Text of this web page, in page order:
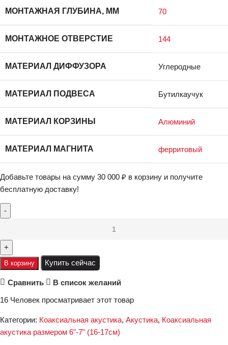
МОНТАЖНАЯ ГЛУБИНА, ММ 70
МОНТАЖНОЕ ОТВЕРСТИЕ 144
МАТЕРИАЛ ДИФФУЗОРА Углеродные
МАТЕРИАЛ ПОДВЕСА Бутилкаучук
МАТЕРИАЛ КОРЗИНЫ Алюминий
МАТЕРИАЛ МАГНИТА ферритовый
Добавьте товары на сумму 30 000 ₽ в корзину и получите
бесплатную доставку!
В корзину Купить сейчас
Сравнить В список желаний
16 Человек просматривает этот товар
Категории: Коаксиальная акустика, Акустика, Коаксиальная
акустика размером 6"-7" (16-17см)